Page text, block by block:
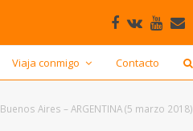
Facebook
VK
Viaja conmigo Contacto
Buenos Aires – ARGENTINA (5 marzo 2018)